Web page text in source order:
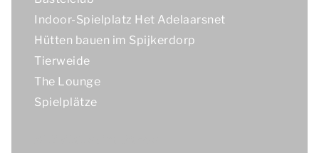
Indoor-Spielplatz Het Adelaarsnet
Hütten bauen im Spijkerdorp
Tierweide
The Lounge
Spielplätze